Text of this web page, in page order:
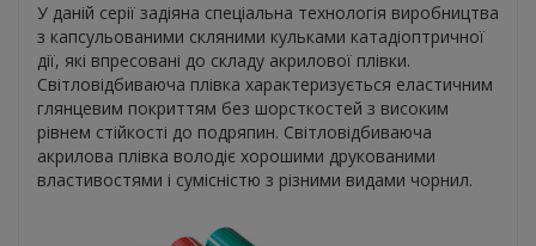
У даній серії задіяна спеціальна технологія виробництва
з капсульованими скляними кульками катадіоптричної
дії, які впресовані до складу акрилової плівки.
Світловідбиваюча плівка характеризується еластичним
глянцевим покриттям без шорсткостей з високим
рівнем стійкості до подряпин. Світловідбиваюча
акрилова плівка володіє хорошими друкованими
властивостями і сумісністю з різними видами чорнил.